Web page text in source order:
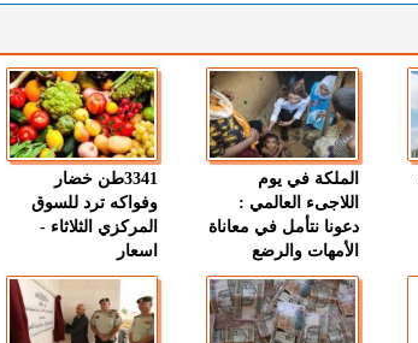
الملكة في يوم
اللاجىء العالمي :
دعونا نتأمل في معاناة
الأمهات والرضع
3341طن خضار
وفواكه ترد للسوق
المركزي الثلاثاء -
اسعار